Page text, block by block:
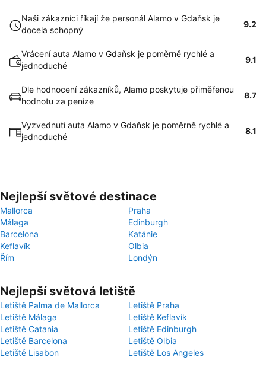
Naši zákazníci říkají že personál Alamo v Gdaňsk je
docela schopný
9.2
Vrácení auta Alamo v Gdaňsk je poměrně rychlé a
jednoduché
9.1
Dle hodnocení zákazníků, Alamo poskytuje přiměřenou
hodnotu za peníze
8.7
Vyzvednutí auta Alamo v Gdaňsk je poměrně rychlé a
jednoduché
8.1
Nejlepší světové destinace
Mallorca
Praha
Málaga
Edinburgh
Barcelona
Katánie
Keflavík
Olbia
Řím
Londýn
Nejlepší světová letiště
Letiště Palma de Mallorca
Letiště Praha
Letiště Málaga
Letiště Keflavík
Letiště Catania
Letiště Edinburgh
Letiště Barcelona
Letiště Olbia
Letiště Lisabon
Letiště Los Angeles